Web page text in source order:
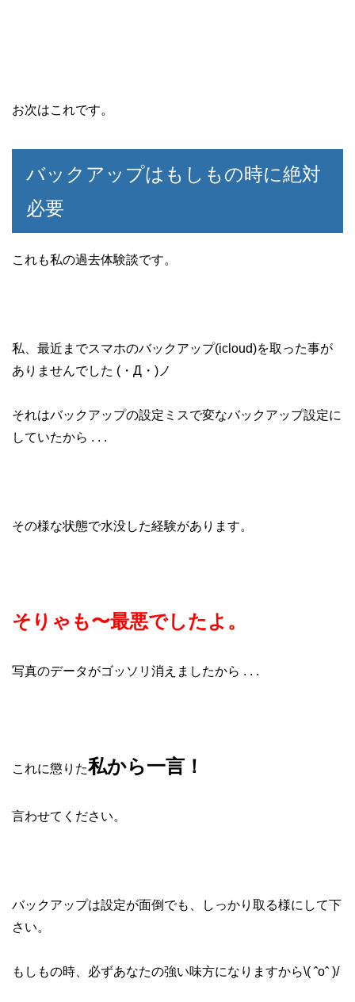
お次はこれです。
バックアップはもしもの時に絶対
必要
これも私の過去体験談です。
私、最近までスマホのバックアップ(icloud)を取った事が
ありませんでした (・Д・)ノ
それはバックアップの設定ミスで変なバックアップ設定に
していたから . . .
その様な状態で水没した経験があります。
そりゃも〜最悪でしたよ。
写真のデータがゴッソリ消えましたから . . .
これに懲りた私から一言！
言わせてください。
バックアップは設定が面倒でも、しっかり取る様にして下
さい。
もしもの時、必ずあなたの強い味方になりますから\( ˆoˆ )/